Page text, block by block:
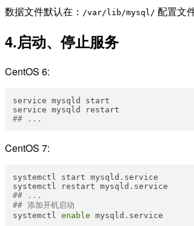
数据文件默认在： /var/lib/mysql/ 配置文
4.启动、停止服务
CentOS 6:
service mysqld start
## ...
CentOS 7:
systemctl start mysqld.service
## ...
## 添加开机启动
systemctl enable